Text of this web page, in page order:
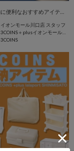
イオンモール川口店 スタッフ
3COINS